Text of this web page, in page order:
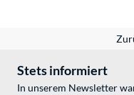
Stets informiert
In unserem Newsletter